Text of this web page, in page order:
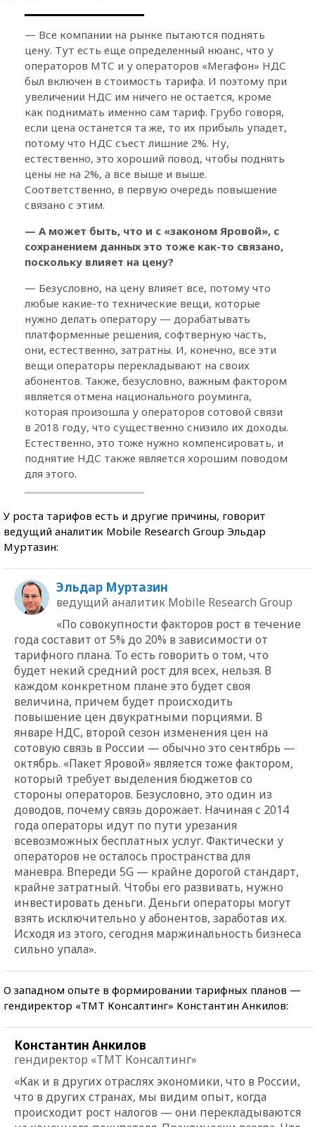
— Все компании на рынке пытаются поднять
цену. Тут есть еще определенный нюанс, что у
операторов МТС и у операторов «Мегафон» НДС
был включен в стоимость тарифа. И поэтому при
увеличении НДС им ничего не остается, кроме
как поднимать именно сам тариф. Грубо говоря,
если цена останется та же, то их прибыль упадет,
потому что НДС съест лишние 2%. Ну,
естественно, это хороший повод, чтобы поднять
цены не на 2%, а все выше и выше.
Соответственно, в первую очередь повышение
связано с этим.
— А может быть, что и с «законом Яровой», с
сохранением данных это тоже как-то связано,
поскольку влияет на цену?
— Безусловно, на цену влияет все, потому что
любые какие-то технические вещи, которые
нужно делать оператору — дорабатывать
платформенные решения, софтверную часть,
они, естественно, затратны. И, конечно, все эти
вещи операторы перекладывают на своих
абонентов. Также, безусловно, важным фактором
является отмена национального роуминга,
которая произошла у операторов сотовой связи
в 2018 году, что существенно снизило их доходы.
Естественно, это тоже нужно компенсировать, и
поднятие НДС также является хорошим поводом
для этого.
У роста тарифов есть и другие причины, говорит
ведущий аналитик Mobile Research Group Эльдар
Муртазин:
Эльдар Муртазин
ведущий аналитик Mobile Research Group
«По совокупности факторов рост в течение
года составит от 5% до 20% в зависимости от
тарифного плана. То есть говорить о том, что
будет некий средний рост для всех, нельзя. В
каждом конкретном плане это будет своя
величина, причем будет происходить
повышение цен двукратными порциями. В
январе НДС, второй сезон изменения цен на
сотовую связь в России — обычно это сентябрь —
октябрь. «Пакет Яровой» является тоже фактором,
который требует выделения бюджетов со
стороны операторов. Безусловно, это один из
доводов, почему связь дорожает. Начиная с 2014
года операторы идут по пути урезания
всевозможных бесплатных услуг. Фактически у
операторов не осталось пространства для
маневра. Впереди 5G — крайне дорогой стандарт,
крайне затратный. Чтобы его развивать, нужно
инвестировать деньги. Деньги операторы могут
взять исключительно у абонентов, заработав их.
Исходя из этого, сегодня маржинальность бизнеса
сильно упала».
О западном опыте в формировании тарифных планов —
гендиректор «ТМТ Консалтинг» Константин Анкилов:
Константин Анкилов
гендиректор «ТМТ Консалтинг»
«Как и в других отраслях экономики, что в России,
что в других странах, мы видим опыт, когда
происходит рост налогов — они перекладываются